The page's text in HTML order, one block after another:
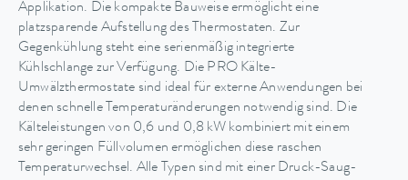
Applikation. Die kompakte Bauweise ermöglicht eine
platzsparende Aufstellung des Thermostaten. Zur
Gegenkühlung steht eine serienmäßig integrierte
Kühlschlange zur Verfügung. Die PRO Kälte-
Umwälzthermostate sind ideal für externe Anwendungen bei
denen schnelle Temperaturänderungen notwendig sind. Die
Kälteleistungen von 0,6 und 0,8 kW kombiniert mit einem
sehr geringen Füllvolumen ermöglichen diese raschen
Temperaturwechsel. Alle Typen sind mit einer Druck-Saug-